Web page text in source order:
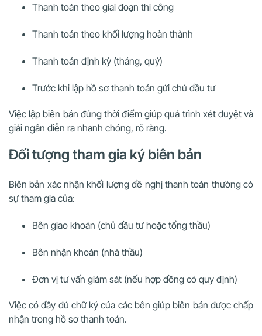
Thanh toán theo giai đoạn thi công
Thanh toán theo khối lượng hoàn thành
Thanh toán định kỳ (tháng, quý)
Trước khi lập hồ sơ thanh toán gửi chủ đầu tư
Việc lập biên bản đúng thời điểm giúp quá trình xét duyệt và
giải ngân diễn ra nhanh chóng, rõ ràng.
Đối tượng tham gia ký biên bản
Biên bản xác nhận khối lượng đề nghị thanh toán thường có
sự tham gia của:
Bên giao khoán (chủ đầu tư hoặc tổng thầu)
Bên nhận khoán (nhà thầu)
Đơn vị tư vấn giám sát (nếu hợp đồng có quy định)
Việc có đầy đủ chữ ký của các bên giúp biên bản được chấp
nhận trong hồ sơ thanh toán.